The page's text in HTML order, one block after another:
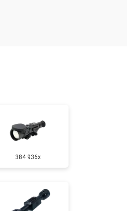
384 936x